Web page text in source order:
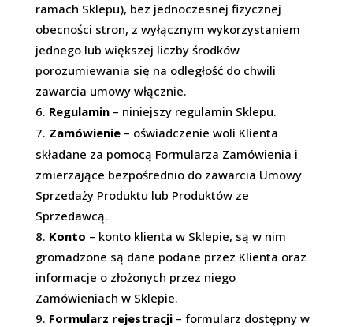
ramach Sklepu), bez jednoczesnej fizycznej
obecności stron, z wyłącznym wykorzystaniem
jednego lub większej liczby środków
porozumiewania się na odległość do chwili
zawarcia umowy włącznie.
Regulamin – niniejszy regulamin Sklepu.
Zamówienie – oświadczenie woli Klienta
składane za pomocą Formularza Zamówienia i
zmierzające bezpośrednio do zawarcia Umowy
Sprzedaży Produktu lub Produktów ze
Sprzedawcą.
Konto – konto klienta w Sklepie, są w nim
gromadzone są dane podane przez Klienta oraz
informacje o złożonych przez niego
Zamówieniach w Sklepie.
Formularz rejestracji – formularz dostępny w